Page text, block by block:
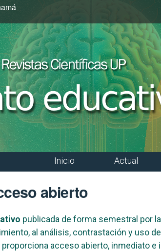
Inicio Actual
abierto
publicada de forma semestral por
al análisis, contrastación y uso
acceso abierto, inmediato